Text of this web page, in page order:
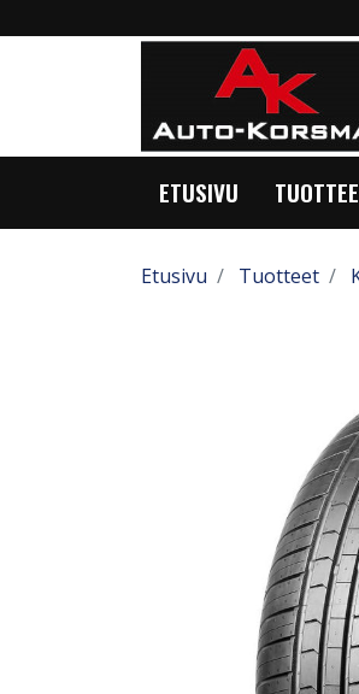
ETUSIVU
Etusivu Tuotteet